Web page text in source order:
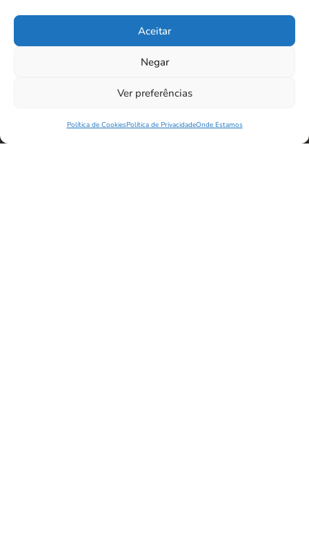
Aceitar
Negar
Ver preferências
Política de CookiesPolítica de PrivacidadeOnde Estamos